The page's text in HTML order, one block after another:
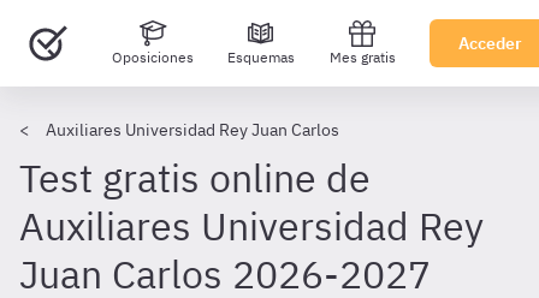
Oposiciones Esquemas Mes gratis
Acceder
Auxiliares Universidad Rey Juan Carlos
Test gratis online de
Auxiliares Universidad Rey
Juan Carlos 2026-2027